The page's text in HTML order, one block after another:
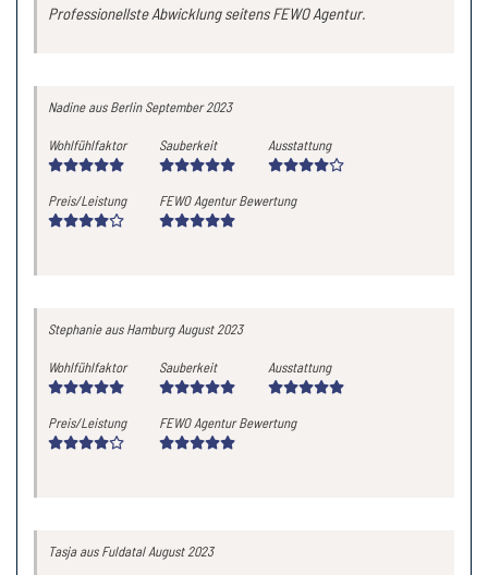
Professionellste Abwicklung seitens FEWO Agentur.
Nadineaus Berlin September 2023
Wohlfühlfaktor Sauberkeit Ausstattung
Preis/Leistung FEWO Agentur Bewertung
Stephanieaus Hamburg August 2023
Wohlfühlfaktor Sauberkeit Ausstattung
Preis/Leistung FEWO Agentur Bewertung
Tasjaaus Fuldatal August 2023